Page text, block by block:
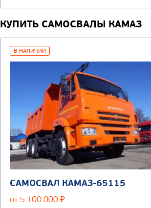
КУПИТЬ САМОСВАЛЫ КАМАЗ
В НАЛИЧИИ
САМОСВАЛ КАМАЗ-65115
от 5 100 000 ₽